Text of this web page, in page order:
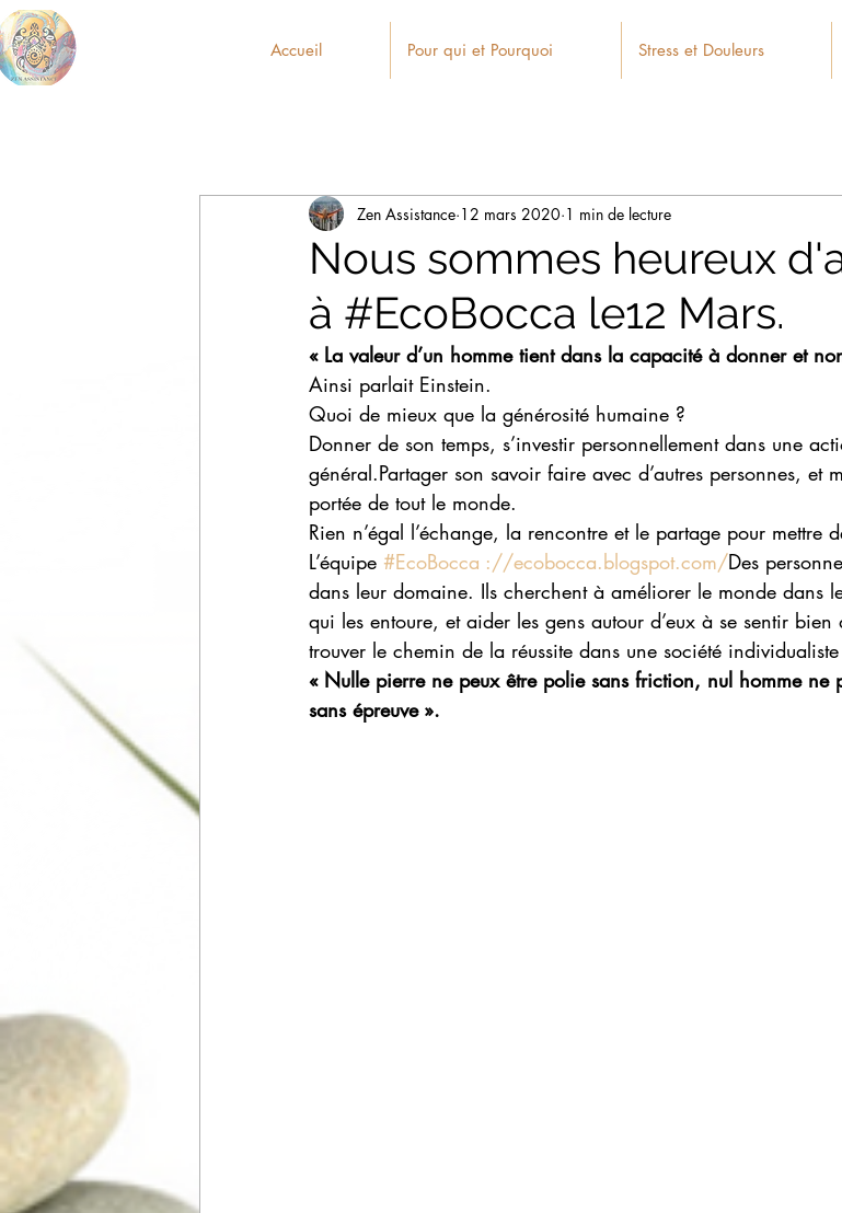
Accueil Pour qui et Pourquoi Stress et Douleurs
Nous sommes heureux
à #EcoBocca le12 Mars.
Zen Assistance 12 mars 2020 1 min de lecture
« La valeur d’un homme tient dans la capacité à donner et
Ainsi parlait Einstein.
Quoi de mieux que la générosité humaine ?
Donner de son temps, s’investir personnellement dans une
général.Partager son savoir faire avec d’autres personnes, et
portée de tout le monde.
Rien n’égal l’échange, la rencontre et le partage pour mettre
L’équipe #EcoBocca ://ecobocca.blogspot.com/Des
dans leur domaine. Ils cherchent à améliorer le monde dans
qui les entoure, et aider les gens autour d’eux à se sentir
trouver le chemin de la réussite dans une société
« Nulle pierre ne peux être polie sans friction, nul homme ne
sans épreuve ».